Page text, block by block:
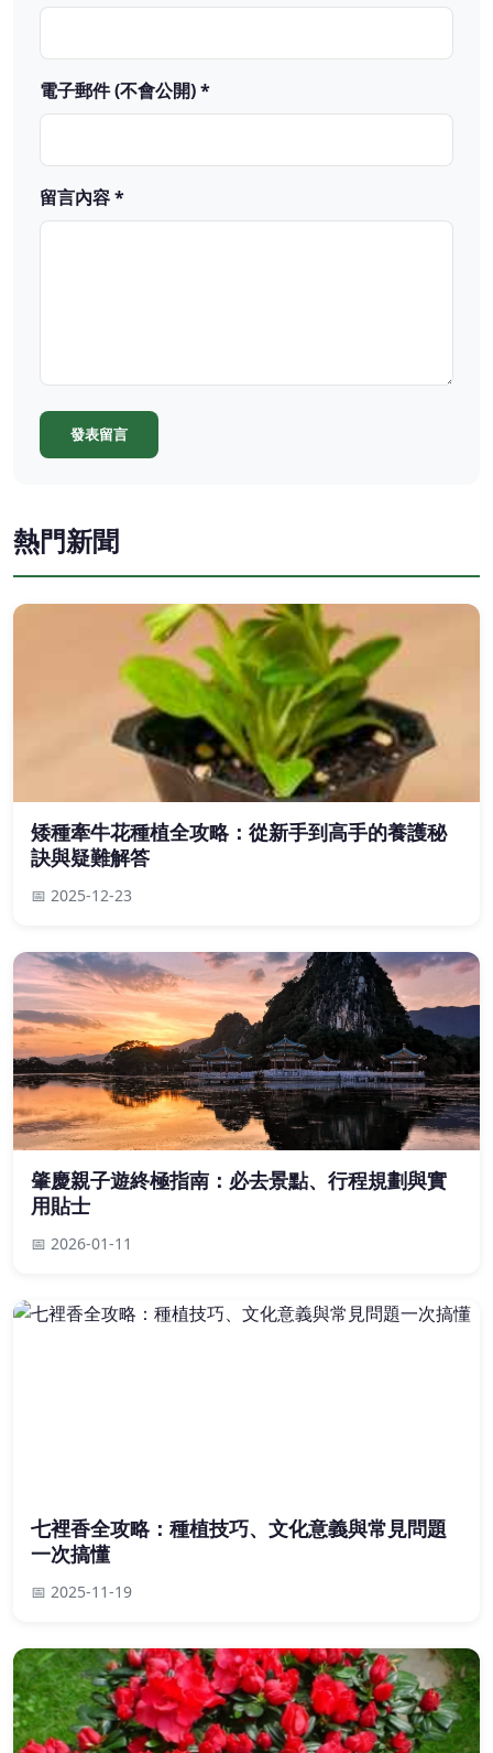
電子郵件 (不會公開) *
留言內容 *
發表留言
熱門新聞
矮種牽牛花種植全攻略：從新手到高手的養護秘
訣與疑難解答
📅 2025-12-23
肇慶親子遊終極指南：必去景點、行程規劃與實
用貼士
📅 2026-01-11
七裡香全攻略：種植技巧、文化意義與常見問題
一次搞懂
📅 2025-11-19